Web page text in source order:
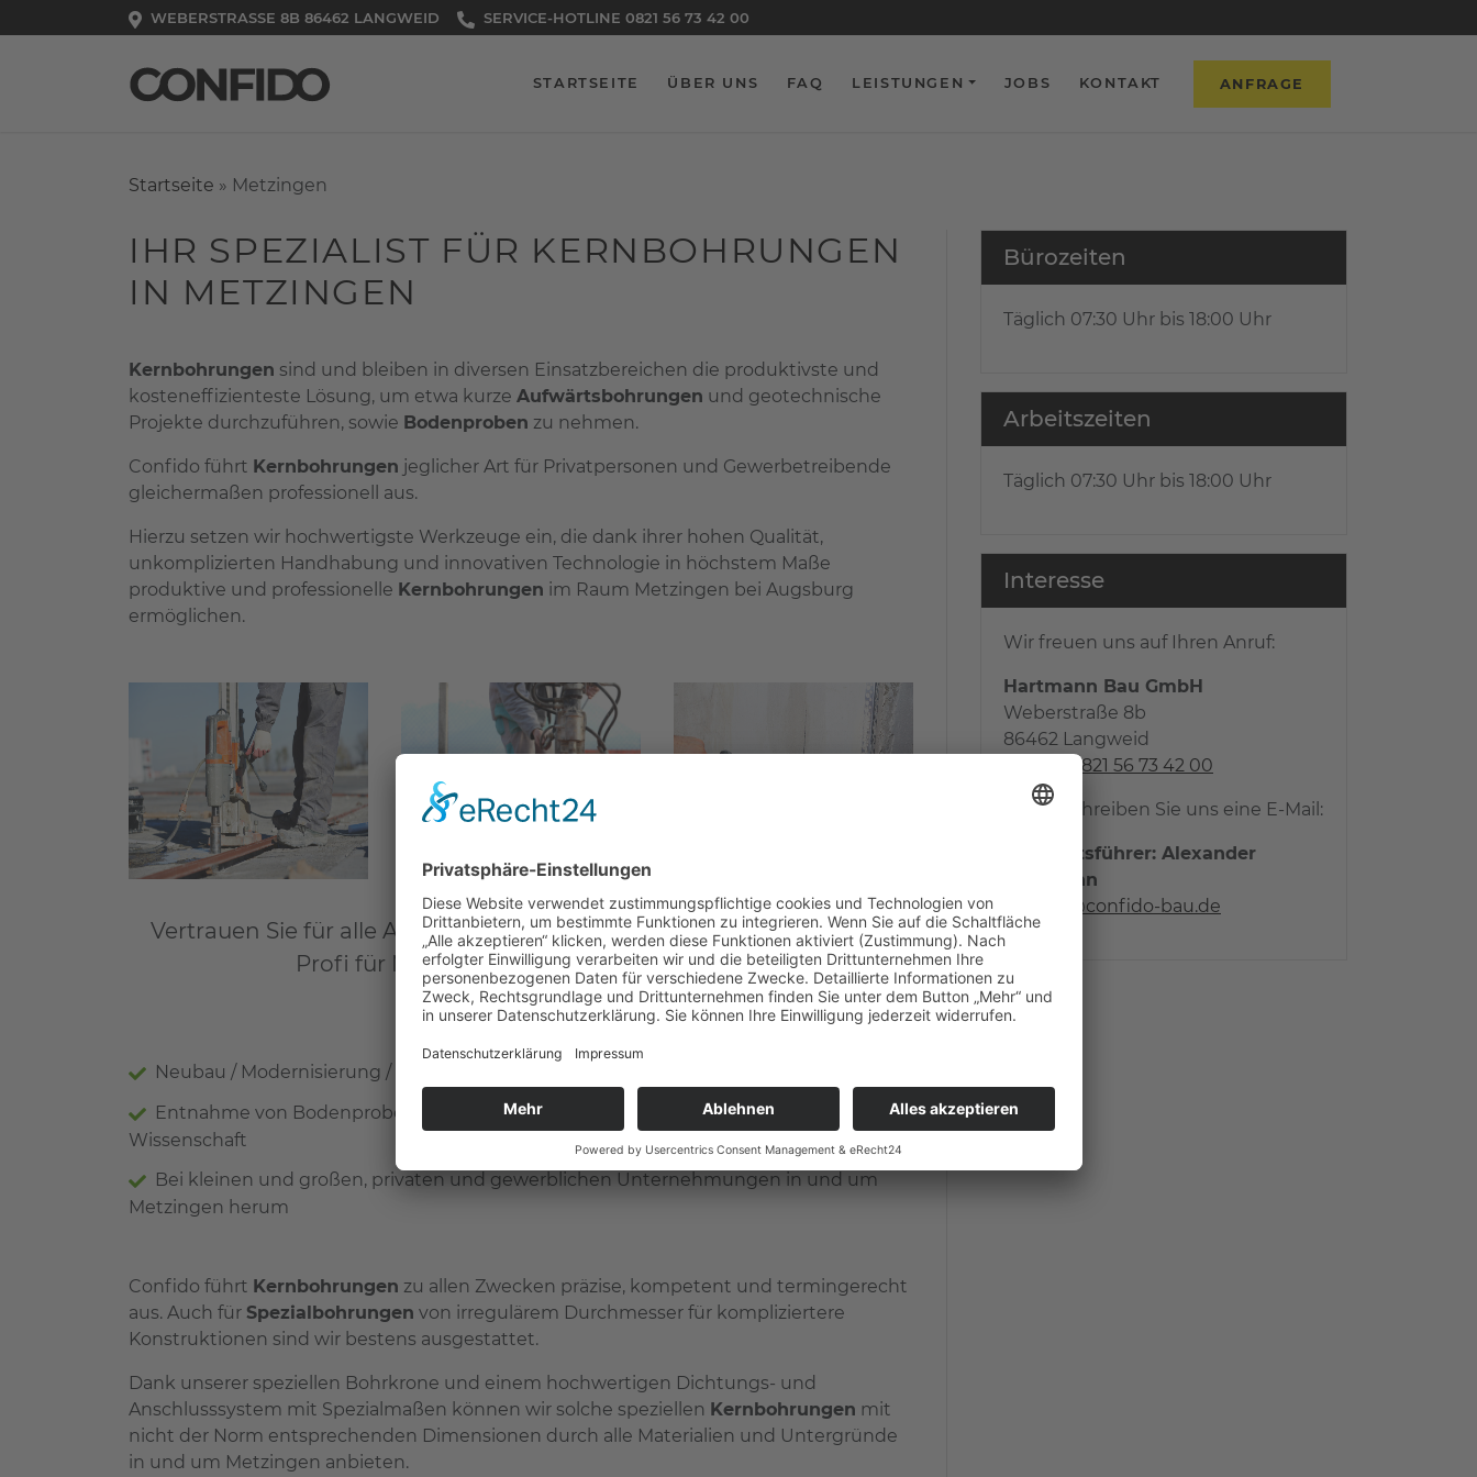
SIE HABEN FRAGEN ZU UNSEREM UNTERNEHMEN? WÄHLEN SIE
WEBERSTRASSE 8B 86462 LANGWEID SERVICE-HOTLINE 0821 56 73 42 00
STARTSEITE ÜBER UNS FAQ LEISTUNGEN JOBS KONTAKT ANFRAGE
Startseite » Metzingen
IHR SPEZIALIST FÜR KERNBOHRUNGEN
IN METZINGEN
Kernbohrungen sind und bleiben in diversen Einsatzbereichen die produktivste und
kosteneffizienteste Lösung, um etwa kurze Aufwärtsbohrungen und geotechnische
Projekte durchzuführen, sowie Bodenproben zu nehmen.
Confido führt Kernbohrungen jeglicher Art für Privatpersonen und Gewerbetreibende
gleichermaßen professionell aus.
Hierzu setzen wir hochwertigste Werkzeuge ein, die dank ihrer hohen Qualität,
unkomplizierten Handhabung und innovativen Technologie in höchstem Maße
produktive und professionelle Kernbohrungen im Raum Metzingen bei Augsburg
ermöglichen.
Vertrauen Sie für alle Arten von Kern- und Spezialbohrungen Ihrem
Profi für Metzingen, Augsburg – Confido!
Confido Bau GmbH
Neubau / Modernisierung / Umbau von Ein- und Mehrfamilienhäusern
Entnahme von Bodenproben für Gutachten von Großprojekten und in der
Wissenschaft
Bei kleinen und großen, privaten und gewerblichen Unternehmungen in und um
Metzingen herum
Confido führt Kernbohrungen zu allen Zwecken präzise, kompetent und termingerecht
aus. Auch für Spezialbohrungen von irregulärem Durchmesser für kompliziertere
Konstruktionen sind wir bestens ausgestattet.
Dank unserer speziellen Bohrkrone und einem hochwertigen Dichtungs- und
Anschlusssystem mit Spezialmaßen können wir solche speziellen Kernbohrungen mit
nicht der Norm entsprechenden Dimensionen durch alle Materialien und Untergründe
in und um Metzingen anbieten.
Bürozeiten
Täglich 07:30 Uhr bis 18:00 Uhr
Arbeitszeiten
Täglich 07:30 Uhr bis 18:00 Uhr
Interesse
Wir freuen uns auf Ihren Anruf:
Hartmann Bau GmbH
Weberstraße 8b
86462 Langweid
0821 56 73 42 00
... oder schreiben Sie uns eine E-Mail:
Geschäftsführer: Alexander
Hartmann
info@confido-bau.de